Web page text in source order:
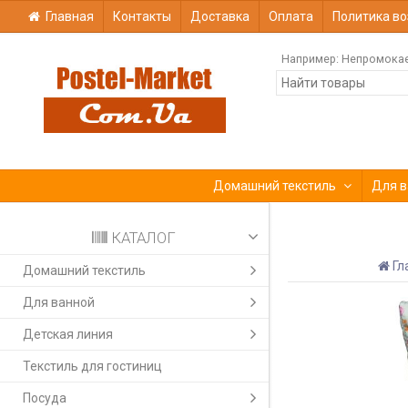
Главная Контакты Доставка Оплата Политика
Например:
Домашний текстиль Для
КАТАЛОГ
Домашний текстиль
Для ванной
Детская линия
Текстиль для гостиниц
Посуда